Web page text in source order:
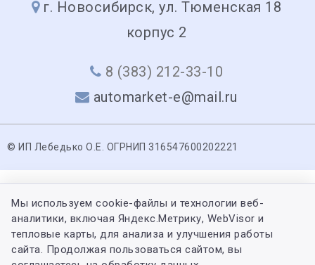
г. Новосибирск, ул. Тюменская 18
корпус 2
8 (383) 212-33-10
automarket-e@mail.ru
© ИП Лебедько О.Е. ОГРНИП 316547600202221
Мы используем cookie-файлы и технологии веб-
аналитики, включая Яндекс.Метрику, WebVisor и
тепловые карты, для анализа и улучшения работы
сайта. Продолжая пользоваться сайтом, вы